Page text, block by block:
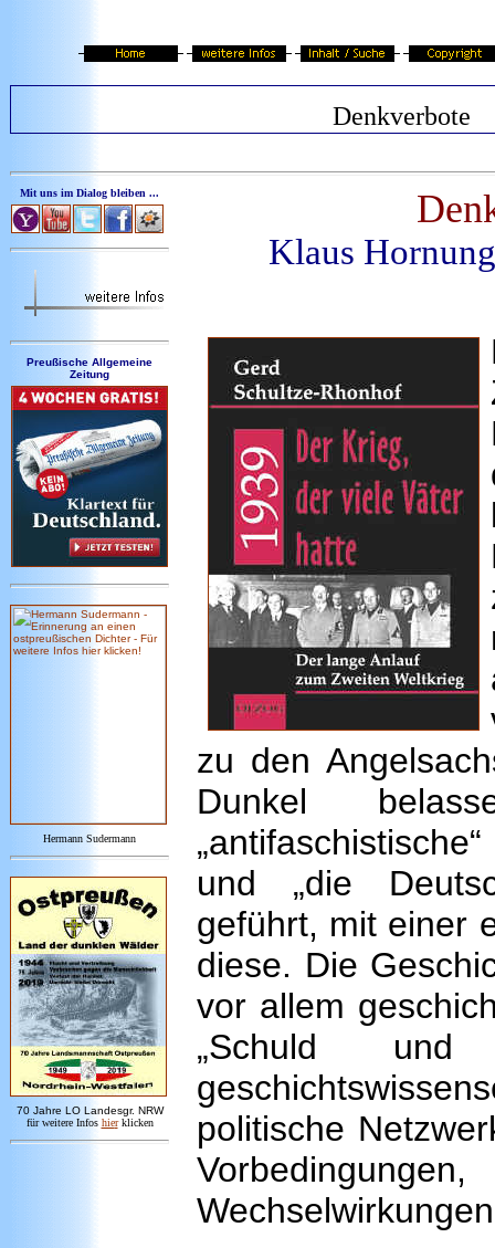
Denkverbote
Mit uns im Dialog bleiben ...
Preußische Allgemeine
Zeitung
Hermann Sudermann
70 Jahre LO Landesgr. NRW
für weitere Infos hier klicken
Klaus
zu den
Dunkel
und „die
geführt, mit einer
diese. Die
vor allem
„Schuld und
politische